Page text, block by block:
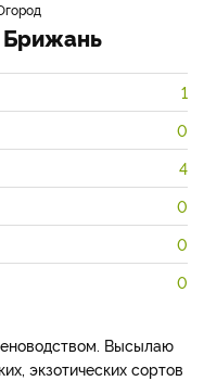
Брижань
1
0
4
0
0
0
Высылаю
экзотических сортов